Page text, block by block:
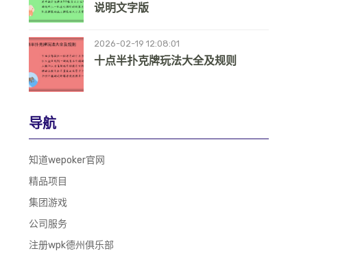
说明文字版
2026-02-19 12:08:01
十点半扑克牌玩法大全及规则
导航
知道wepoker官网
精品项目
集团游戏
公司服务
注册wpk德州俱乐部